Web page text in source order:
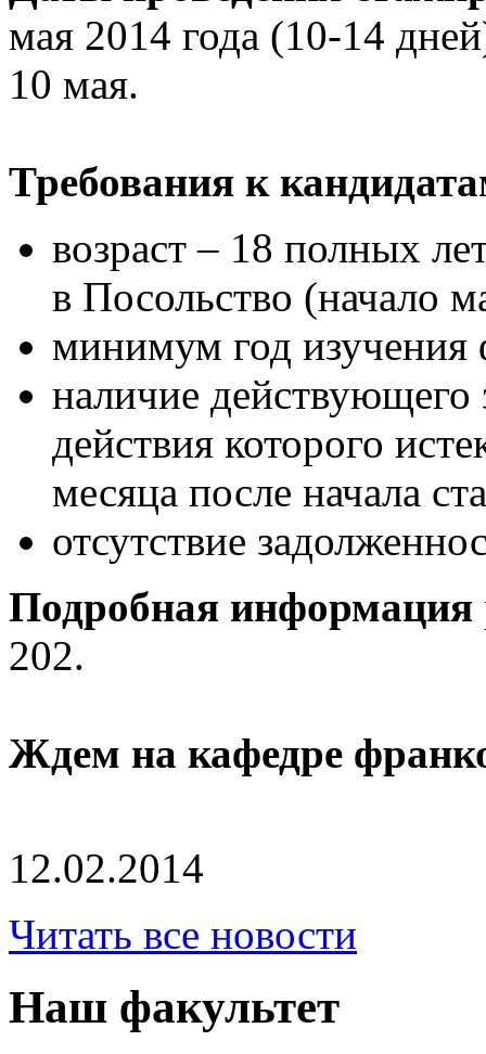
мая 2014 года (10-14
10 мая.
Требования к
возраст – 18 полных
в Посольство (начало
минимум год изучения
наличие действующего
действия которого
месяца после начала
отсутствие
Подробная информация
202.
Ждем на кафедре
12.02.2014
Читать все новости
Наш факультет